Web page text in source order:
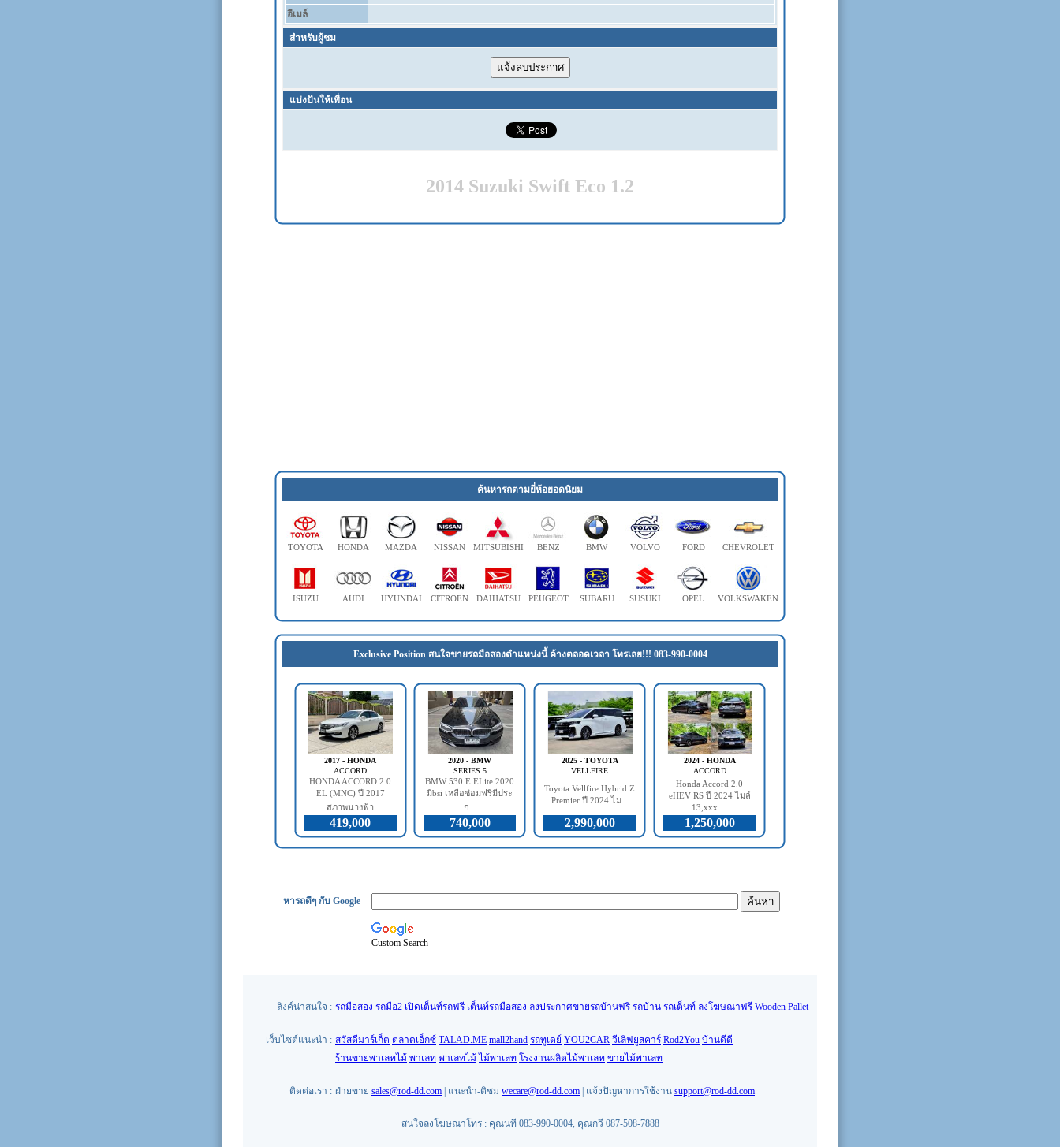
อีเมล์
สำหรับผู้ชม
แบ่งปันให้เพื่อน
2014 Suzuki Swift Eco 1.2
ค้นหารถตามยี่ห้อยอดนิยม
TOYOTA HONDA MAZDA NISSAN MITSUBISHI BENZ BMW VOLVO FORD CHEVROLET
ISUZU AUDI HYUNDAI CITROEN DAIHATSU PEUGEOT SUBARU SUSUKI OPEL VOLKSWAKEN
Exclusive Position สนใจขายรถมือสองตำแหน่งนี้ ค้างตลอดเวลา โทรเลย!!! 083-990-0004
2017 - HONDA
ACCORD
HONDA ACCORD 2.0
EL (MNC) ปี 2017
สภาพนางฟ้า
419,000
2020 - BMW
SERIES 5
BMW 530 E ELite 2020
มีbsi เหลือซ่อมฟรีมีประ
ก...
740,000
2025 - TOYOTA
VELLFIRE
Toyota Vellfire Hybrid Z
Premier ปี 2024 ไม...
2,990,000
2024 - HONDA
ACCORD
Honda Accord 2.0
eHEV RS ปี 2024 ไมล์
13,xxx ...
1,250,000
หารถดีๆ กับ Google
Custom Search
ลิงค์น่าสนใจ : รถมือสอง รถมือ2 เปิดเต็นท์รถฟรี เต็นท์รถมือสอง ลงประกาศขายรถบ้านฟรี รถบ้าน รถเต็นท์ ลงโฆษณาฟรี Wooden Pallet
เว็บไซต์แนะนำ : สวัสดีมาร์เก็ต ตลาดเอ็กซ์ TALAD.ME mall2hand รถทูเดย์ YOU2CAR วีเลิฟยูสคาร์ Rod2You บ้านดีดี
ร้านขายพาเลทไม้ พาเลท พาเลทไม้ ไม้พาเลท โรงงานผลิตไม้พาเลท ขายไม้พาเลท
ติดต่อเรา : ฝ่ายขาย sales@rod-dd.com | แนะนำ-ติชม wecare@rod-dd.com | แจ้งปัญหาการใช้งาน support@rod-dd.com
สนใจลงโฆษณาโทร : คุณนที 083-990-0004, คุณกวี 087-508-7888